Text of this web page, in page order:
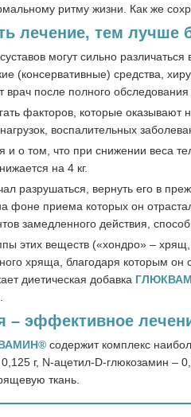
ритму жизни. Как же
лечение, тем лучше
могут сильно
(консервативные) средства,
после полного
факторов, которые
воспалительных
о том, что при снижении веса
на 4 кг.
разрушаться, вернуть его в
фоне приема которых он
замедленного действия,
этих веществ («хондро» –
хряща, благодаря которым
диетическая добавка
– эффективное
содержит комплекс
г, N-ацетил-D-глюкозамин –
ткань.